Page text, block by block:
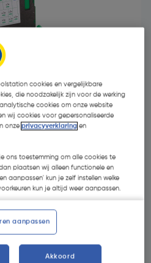
€ 247,11
en haal binnen 10
cookies en vergelijkbare
die noodzakelijk zijn voor de werking
cookies om onze website
wij cookies voor gepersonaliseerde
onzeprivacyverklaring en
ons toestemming om alle cookies te
plaatsen wij alleen functionele en
aanpassen' kun je zelf instellen welke
kun je altijd weer aanpassen.
aanpassen
Akkoord